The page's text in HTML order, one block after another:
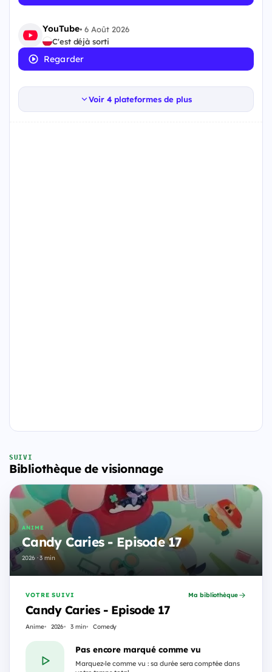
YouTube•6 Août 2026
C'est déjà sorti
Regarder
Voir 4 plateformes de plus
SUIVI
Bibliothèque de visionnage
ANIME
Candy Caries - Episode 17
2026 · 3 min
VOTRE SUIVI
Candy Caries - Episode 17
Anime 2026 3 min Comedy
Ma bibliothèque
Pas encore marqué comme vu
Marquez-le comme vu : sa durée sera comptée dans